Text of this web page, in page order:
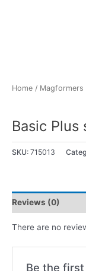
Home / Magformers
Basic Plus
SKU: 715013
Reviews (0)
There are no
Be the first